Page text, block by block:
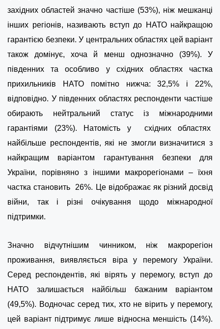
західних областей значно частіше (53%), ніж мешканці
інших регіонів, називають вступ до НАТО найкращою
гарантією безпеки. У центральних областях цей варіант
також домінує, хоча й менш однозначно (39%). У
південних та особливо у східних областях частка
прихильників НАТО помітно нижча: 32,5% і 22%,
відповідно. У південних областях респонденти частіше
обирають нейтральний статус із міжнародними
гарантіями (23%). Натомість у східних областях
найбільше респондентів, які не змогли визначитися з
найкращим варіантом гарантування безпеки для
України, порівняно з іншими макрорегіонами – їхня
частка становить 26%. Це відображає як різний досвід
війни, так і різні очікування щодо міжнародної
підтримки.
Значно відчутнішим чинником, ніж макрорегіон
проживання, виявляється віра у перемогу України.
Серед респондентів, які вірять у перемогу, вступ до
НАТО залишається найбільш бажаним варіантом
(49,5%). Водночас серед тих, хто не вірить у перемогу,
цей варіант підтримує лише відносна меншість (14%).